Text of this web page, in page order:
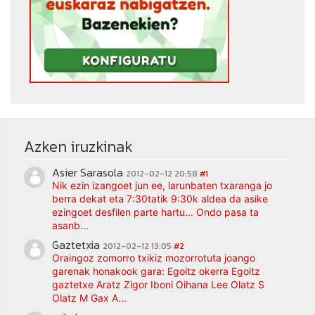
Azken iruzkinak
Asier Sarasola 2012-02-12 20:58 #1
Nik ezin izangoet jun ee, larunbaten txaranga jo
berra dekat eta 7:30tatik 9:30k aldea da asike
ezingoet desfilen parte hartu... Ondo pasa ta
asanb...
Gaztetxia 2012-02-12 13:05 #2
Oraingoz zomorro txikiz mozorrotuta joango
garenak honakook gara: Egoitz okerra Egoitz
gaztetxe Aratz Zigor Iboni Oihana Lee Olatz S
Olatz M Gax A...